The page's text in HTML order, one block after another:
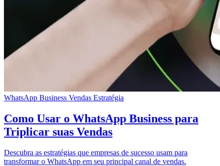
WhatsApp Business Vendas Estratégia
Como Usar o WhatsApp Business para
Triplicar suas Vendas
Descubra as estratégias que empresas de sucesso usam para
transformar o WhatsApp em seu principal canal de vendas.